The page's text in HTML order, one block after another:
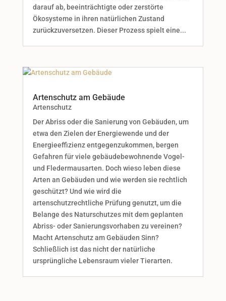
darauf ab, beeinträchtigte oder zerstörte
Ökosysteme in ihren natürlichen Zustand
zurückzuversetzen. Dieser Prozess spielt eine...
Artenschutz am Gebäude
Artenschutz
Der Abriss oder die Sanierung von Gebäuden, um
etwa den Zielen der Energiewende und der
Energieeffizienz entgegenzukommen, bergen
Gefahren für viele gebäudebewohnende Vogel-
und Fledermausarten. Doch wieso leben diese
Arten an Gebäuden und wie werden sie rechtlich
geschützt? Und wie wird die
artenschutzrechtliche Prüfung genutzt, um die
Belange des Naturschutzes mit dem geplanten
Abriss- oder Sanierungsvorhaben zu vereinen?
Macht Artenschutz am Gebäuden Sinn?
Schließlich ist das nicht der natürliche
ursprüngliche Lebensraum vieler Tierarten.